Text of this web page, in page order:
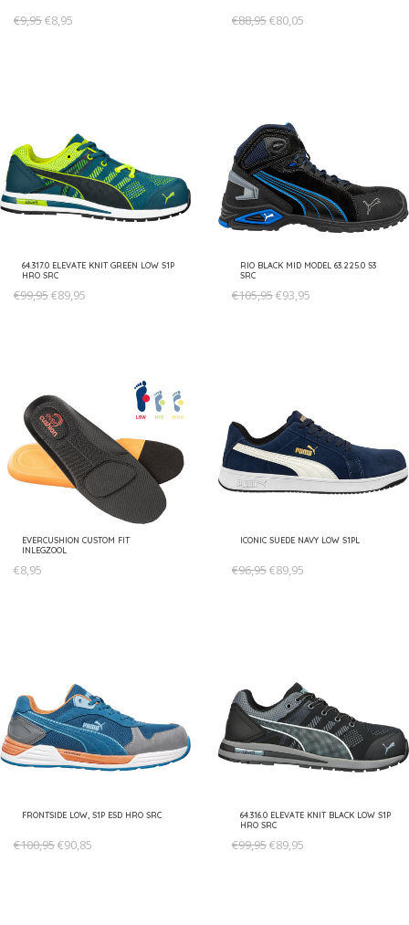
€9,95€8,95 €88,95€80,05
64.317.0 ELEVATE KNIT GREEN LOW S1P
HRO SRC
€99,95€89,95
RIO BLACK MID MODEL 63.225.0 S3
SRC
€105,95€93,95
EVERCUSHION CUSTOM FIT
INLEGZOOL
€8,95
ICONIC SUEDE NAVY LOW S1PL
€96,95€89,95
FRONTSIDE LOW, S1P ESD HRO SRC
€100,95€90,85
64.316.0 ELEVATE KNIT BLACK LOW S1P
HRO SRC
€99,95€89,95